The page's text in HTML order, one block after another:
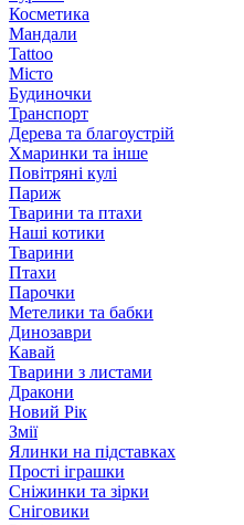
Косметика
Мандали
Tattoo
Місто
Будиночки
Транспорт
Дерева та благоустрій
Хмаринки та інше
Повітряні кулі
Париж
Тварини та птахи
Наші котики
Тварини
Птахи
Парочки
Метелики та бабки
Динозаври
Кавай
Тварини з листами
Дракони
Новий Рік
Змії
Ялинки на підставках
Прості іграшки
Сніжинки та зірки
Сніговики